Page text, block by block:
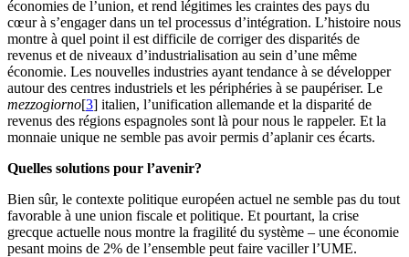
économies de l’union, et rend légitimes les craintes des pays du
cœur à s’engager dans un tel processus d’intégration. L’histoire nous
montre à quel point il est difficile de corriger des disparités de
revenus et de niveaux d’industrialisation au sein d’une même
économie. Les nouvelles industries ayant tendance à se développer
autour des centres industriels et les périphéries à se paupériser. Le
mezzogiorno[3] italien, l’unification allemande et la disparité de
revenus des régions espagnoles sont là pour nous le rappeler. Et la
monnaie unique ne semble pas avoir permis d’aplanir ces écarts.
Quelles solutions pour l’avenir?
Bien sûr, le contexte politique européen actuel ne semble pas du tout
favorable à une union fiscale et politique. Et pourtant, la crise
grecque actuelle nous montre la fragilité du système – une économie
pesant moins de 2% de l’ensemble peut faire vaciller l’UME.